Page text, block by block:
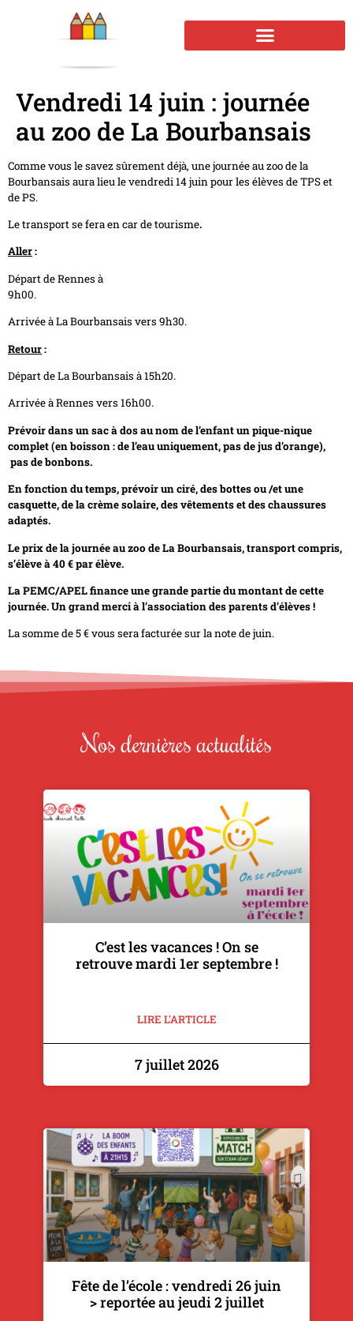
Vendredi 14 juin : journée
au zoo de La Bourbansais
Comme vous le savez sûrement déjà, une journée au zoo de la
Bourbansais aura lieu le vendredi 14 juin pour les élèves de TPS et
de PS.
Le transport se fera en car de tourisme.
Aller:
Départ de Rennes à
9h00.
Arrivée à La Bourbansais vers 9h30.
Retour:
Départ de La Bourbansais à 15h20.
Arrivée à Rennes vers 16h00.
Prévoir dans un sac à dos au nom de l’enfant un pique-nique
complet (en boisson : de l’eau uniquement, pas de jus d’orange),
pas de bonbons.
En fonction du temps, prévoir un ciré, des bottes ou /et une
casquette, de la crème solaire, des vêtements et des chaussures
adaptés.
Le prix de la journée au zoo de La Bourbansais, transport compris,
s’élève à 40 € par élève.
La PEMC/APEL finance une grande partie du montant de cette
journée. Un grand merci à l’association des parents d’élèves !
La somme de 5 € vous sera facturée sur la note de juin.
Nos dernières actualités
C’est les vacances ! On se
retrouve mardi 1er septembre !
LIRE L'ARTICLE
7 juillet 2026
Fête de l’école : vendredi 26 juin
> reportée au jeudi 2 juillet